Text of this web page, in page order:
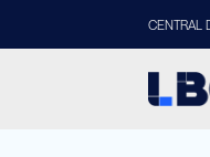
CENTRAL